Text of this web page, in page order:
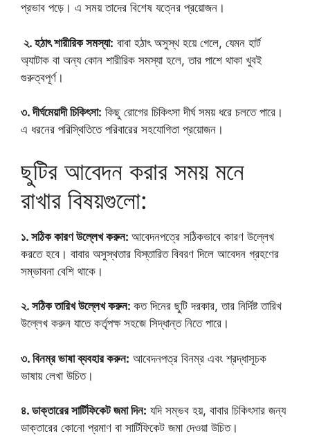
প্রভাব পড়ে। এ সময় তাদের বিশেষ যত্নের প্রয়োজন।
২. হঠাৎ শারীরিক সমস্যা: বাবা হঠাৎ অসুস্থ হয়ে গেলে, যেমন হার্ট
অ্যাটাক বা অন্য কোন শারীরিক সমস্যা হলে, তার পাশে থাকা খুবই
গুরুত্বপূর্ণ।
৩. দীর্ঘমেয়াদী চিকিৎসা: কিছু রোগের চিকিৎসা দীর্ঘ সময় ধরে চলতে পারে।
এ ধরনের পরিস্থিতিতে পরিবারের সহযোগিতা প্রয়োজন।
ছুটির আবেদন করার সময় মনে
রাখার বিষয়গুলো:
১. সঠিক কারণ উল্লেখ করুন: আবেদনপত্রে সঠিকভাবে কারণ উল্লেখ
করতে হবে। বাবার অসুস্থতার বিস্তারিত বিবরণ দিলে আবেদন গ্রহণের
সম্ভাবনা বেশি থাকে।
২. সঠিক তারিখ উল্লেখ করুন: কত দিনের ছুটি দরকার, তার নির্দিষ্ট তারিখ
উল্লেখ করুন যাতে কর্তৃপক্ষ সহজে সিদ্ধান্ত নিতে পারে।
৩. বিনম্র ভাষা ব্যবহার করুন: আবেদনপত্র বিনম্র এবং শ্রদ্ধাসূচক
ভাষায় লেখা উচিত।
৪. ডাক্তারের সার্টিফিকেট জমা দিন: যদি সম্ভব হয়, বাবার চিকিৎসার জন্য
ডাক্তারের কোনো প্রমাণ বা সার্টিফিকেট জমা দেওয়া উচিত।